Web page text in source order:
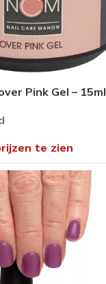
Pink Gel – 15ml
te zien